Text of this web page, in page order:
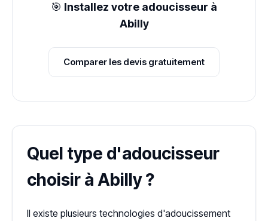
🎯 Installez votre adoucisseur à
Abilly
Comparer les devis gratuitement
Quel type d'adoucisseur
choisir à Abilly ?
Il existe plusieurs technologies d'adoucissement